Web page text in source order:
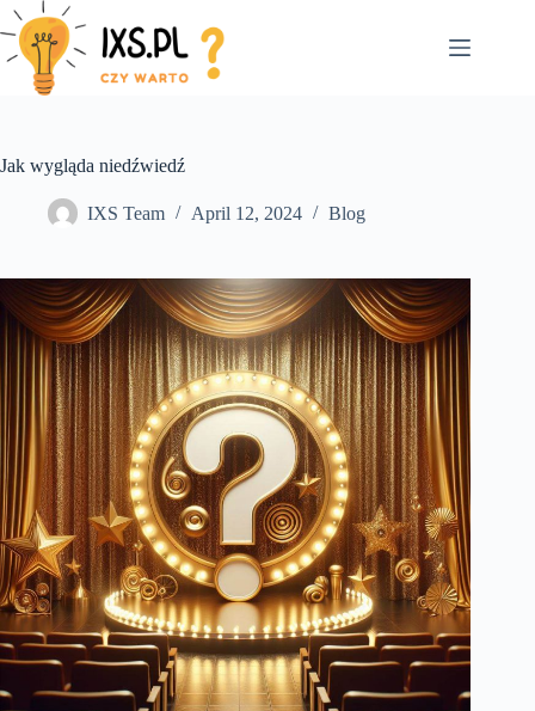
Skip
to
content
Jak wygląda niedźwiedź
IXS Team April 12, 2024 Blog